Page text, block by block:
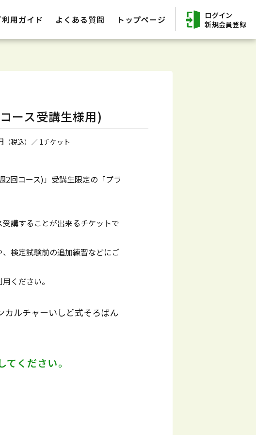
利用ガイド よくある質問 トップページ
ログイン
新規会員登録
ース受講生様用)
（税込）／ 1チケット
2回コース)」受講生限定の「プラ
講することが出来るチケットで
検定試験前の追加練習などにご
ください。
カルチャーいしど式そろばん
ください。